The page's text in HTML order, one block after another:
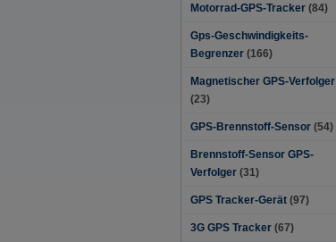
Motorrad-GPS-Tracker (84)
Gps-Geschwindigkeits-
Begrenzer (166)
Magnetischer GPS-Verfolger
(23)
GPS-Brennstoff-Sensor (54)
Brennstoff-Sensor GPS-
Verfolger (31)
GPS Tracker-Gerät (97)
3G GPS Tracker (67)